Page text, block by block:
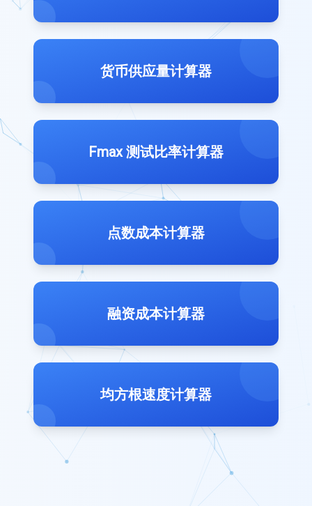
货币供应量计算器
Fmax 测试比率计算器
点数成本计算器
融资成本计算器
均方根速度计算器